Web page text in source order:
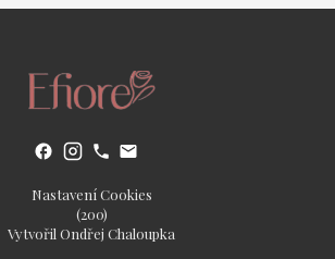
Nastavení Cookies
(200)
Vytvořil Ondřej Chaloupka